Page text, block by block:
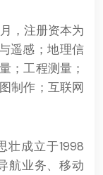
，注册资本为
遥感；地理信
；工程测量；
制作；互联网
壮成立于1998
航业务、移动